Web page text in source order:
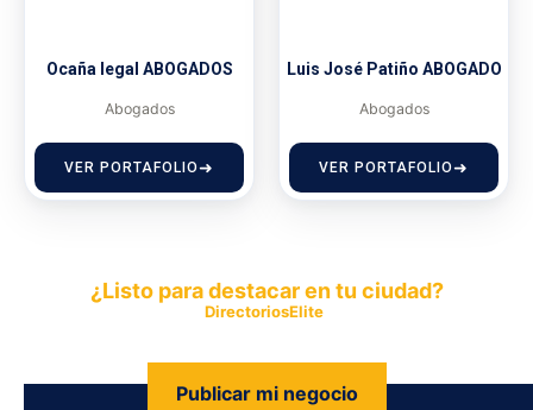
Ocaña legal ABOGADOS
Abogados
VER PORTAFOLIO
Luis José Patiño ABOGADO
Abogados
VER PORTAFOLIO
¿Listo para destacar en tu ciudad?
DirectoriosElite
Publicar mi negocio